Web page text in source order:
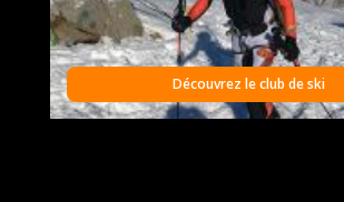
Découvrez le club de ski